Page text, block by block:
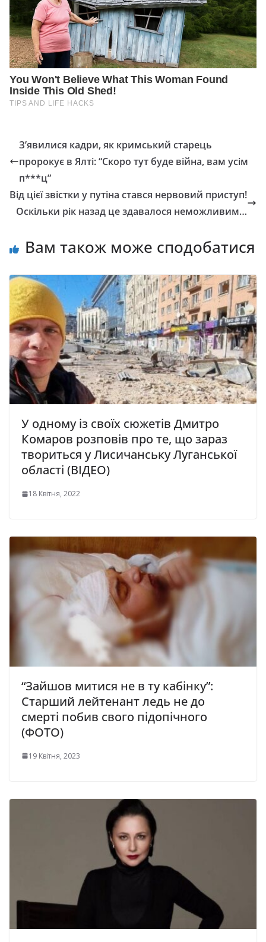
З’явилися кадри, як кримський старець
пророкує в Ялті: “Скоро тут буде війна, вам усім
п***ц”
Від цієї звістки у путіна стався нервовий приступ!
Оскільки рік назад це здавалося неможливим…
Вам також може сподобатися
У одному із своїх сюжетів Дмитро
Комаров розповів про те, що зараз
твориться у Лисичанську Луганської
області (ВІДЕО)
18 Квітня, 2022
“Зайшов митися не в ту кабінку”:
Старший лейтенант ледь не до
смерті побив свого підопічного
(ФОТО)
19 Квітня, 2023